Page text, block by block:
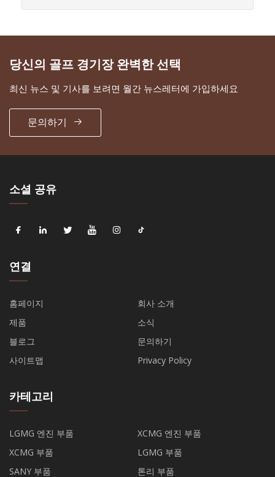
당신의 골프 경기장 완벽한 선택
최신 뉴스 및 기사를 보려면 월간 뉴스레터에 가입하세요
문의하기
소셜 공유
연결
홈페이지
회사 소개
제품
소식
블로그
문의하기
사이트맵
Privacy Policy
카테고리
LGMG 엔진 부품
XCMG 엔진 부품
XCMG 부품
LGMG 부품
SANY 부품
톤리 부품